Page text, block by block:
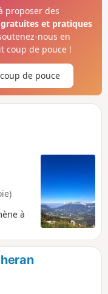
Pour les
le descriptif du wpt
proposer des
et pratiques
nous en
coup de pouce !
de pouce
à